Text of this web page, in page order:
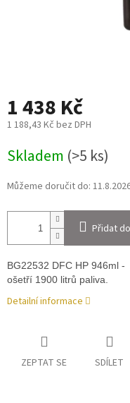
1 438 Kč
1 188,43 Kč bez DPH
cena:
Skladem (>5 ks)
Můžeme doručit do:
Přidat
BG22532 DFC HP 946ml
ošetří 1900 litrů paliva.
Detailní informace
ZEPTAT SE SDÍLET